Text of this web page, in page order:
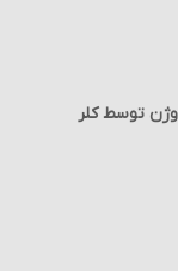
توسط کلر